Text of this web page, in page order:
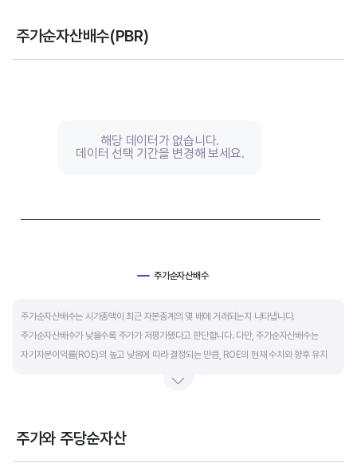
- 매수 검토 : 주당순이익 증가, 주가 상승
- 매도 검토 : 주당순이익 감소, 주가 횡보 또는 하락
주가순자산배수(PBR)
Chart
주가순자산배수
해당 데이터가 없습니다.
데이터 선택 기간을 변경해 보세요.
주가순자산배수는 시가총액이 최근 자본총계의 몇 배에 거래되는지 나타냅니다.
주가순자산배수가 낮을수록 주가가 저평가됐다고 판단합니다. 다만, 주가순자산배수는
자기자본이익률(ROE)의 높고 낮음에 따라 결정되는 만큼, ROE의 현재 수치와 향후 유지
거래되면 주가가 저평가된 것으로 판단합니다. ROE&PBR 차트를 함께 보고 분석하는 것을
주가와 주당순자산
Chart